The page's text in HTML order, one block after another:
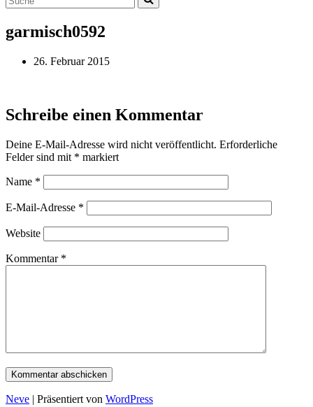
nach …
garmisch0592
26. Februar 2015
Schreibe einen Kommentar
Deine E-Mail-Adresse wird nicht veröffentlicht. Erforderliche
Felder sind mit * markiert
Name *
E-Mail-Adresse *
Website
Kommentar *
Neve | Präsentiert von WordPress